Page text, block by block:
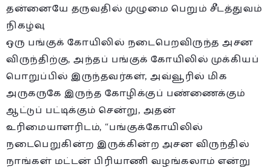
தன்னையே தருவதில் முழுமை பெறும் சீடத்துவம்
நிகழ்வு
ஒரு பங்குக் கோயிலில் நடைபெறவிருந்த அசன
விருந்திற்கு, அந்தப் பங்குக் கோயிலில் முக்கியப்
பொறுப்பில் இருந்தவர்கள், அவ்வூரில் மிக
அருகருகே இருந்த கோழிக்குப் பண்ணைக்கும்
ஆட்டுப் பட்டிக்கும் சென்று, அதன்
உரிமையாளரிடம், “பங்குக்கோயிலில்
நடைபெறுகின்ற இருக்கின்ற அசன விருந்தில்
நாங்கள் மட்டன் பிரியாணி வழங்கலாம் என்று